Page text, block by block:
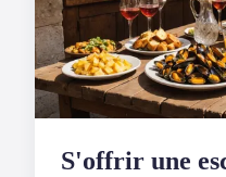
S'offrir une